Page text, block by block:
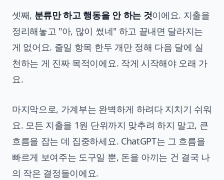
셋째, 분류만 하고 행동을 안 하는 것이에요. 지출을
정리해놓고 "아, 많이 썼네" 하고 끝내면 달라지는
게 없어요. 줄일 항목 한두 개만 정해 다음 달에 실
천하는 게 진짜 목적이에요. 작게 시작해야 오래 가
요.
마지막으로, 가계부는 완벽하게 하려다 지치기 쉬워
요. 모든 지출을 1원 단위까지 맞추려 하지 말고, 큰
흐름을 잡는 데 집중하세요. ChatGPT는 그 흐름을
빠르게 보여주는 도구일 뿐, 돈을 아끼는 건 결국 나
의 작은 결정들이에요.